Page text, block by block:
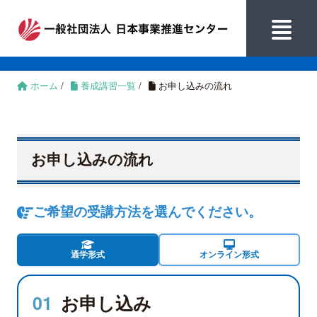
ホーム / 養成講習一覧 / お申し込みの流れ
お申し込みの流れ
ご希望の受講方法を選んでください。
通学形式 オンライン形式
01 お申し込み